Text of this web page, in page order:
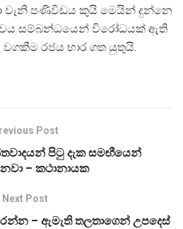
වැනි පණිවිඩය කුයි මෙයින් දුන්නෙ
සම්බන්ධයෙන් විරෝධයක් ඇති
වගකීම රජය භාර ගත යුතුයි.
Post
පිටු දැක සමඟීයෙන්
– කථානායක
Next Post
– ඇමැති තලතාගෙන් උපදෙස්